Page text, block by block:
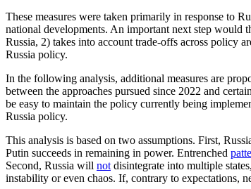
These measures were taken primarily in response to
national developments. An important next step would
Russia, 2) takes into account trade-offs across policy
Russia policy.
In the following analysis, additional measures are
between the approaches pursued since 2022 and
be easy to maintain the policy currently being
Russia policy.
This analysis is based on two assumptions. First,
Putin succeeds in remaining in power. Entrenched
Second, Russia will not disintegrate into multiple
instability or even chaos. If, contrary to expectations,